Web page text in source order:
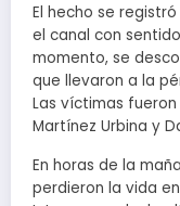
El hecho se
el canal con
momento, se
que llevaron a la
Las víctimas
Martínez Urbina y
En horas de la
perdieron la vida